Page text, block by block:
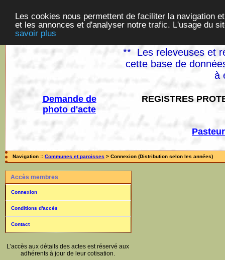
Les cookies nous permettent de faciliter la navigation
et les annonces et d'analyser notre trafic. L'usage du
savoir plus
** Les releveuses et
cette base de
à
Demande de
photo d'acte
REGISTRES
Navigation :: Communes et paroisses > Connexion (Distribution selon les années)
Accès membres
Connexion
Conditions d'accès
Contact
L’accès aux détails des actes est réservé aux
adhérents à jour de leur cotisation.